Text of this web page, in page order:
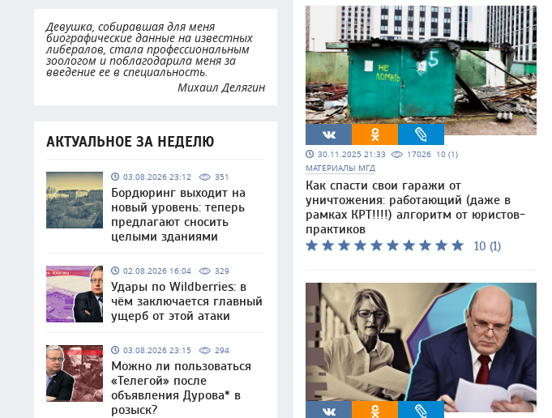
Девушка, собиравшая для меня
биографические данные на известных
либералов, стала профессиональным
зоологом и поблагодарила меня за
введение ее в специальность.
Михаил Делягин
АКТУАЛЬНОЕ ЗА НЕДЕЛЮ
03.08.2026 23:12 351
Бордюринг выходит на
новый уровень: теперь
предлагают сносить
целыми зданиями
02.08.2026 16:04 329
Удары по Wildberries: в
чём заключается главный
ущерб от этой атаки
03.08.2026 23:15 294
Можно ли пользоваться
«Телегой» после
объявления Дурова* в
розыск?
30.11.2025 21:33 17026 10 (1)
МАТЕРИАЛЫ МГД
Как спасти свои гаражи от
уничтожения: работающий (даже в
рамках КРТ!!!!) алгоритм от юристов-
практиков
10 (1)